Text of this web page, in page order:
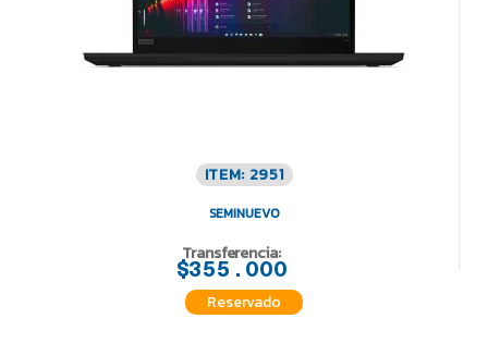
ITEM: 2951
SEMINUEVO
Transferencia:
$355.000